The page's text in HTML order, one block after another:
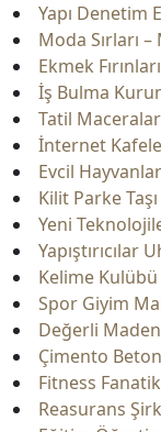
Yapı Denetim
Moda Sırları –
Ekmek
İş Bulma
Tatil
İnternet
Evcil
Kilit Parke
Yeni
Yapıştırıcılar
Kelime
Spor Giyim
Değerli
Çimento
Fitness
Reasurans